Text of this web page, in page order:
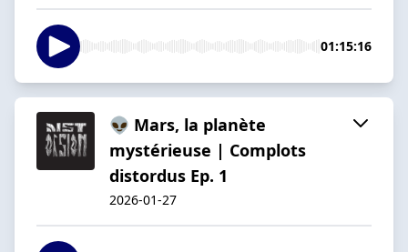
01:15:16
👽 Mars, la planète
mystérieuse | Complots
distordus Ep. 1
2026-01-27